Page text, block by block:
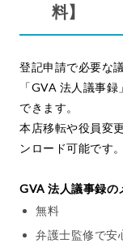
料】
登記申請で必要な
「GVA 法人議事
できます。
本店移転や役員変
ンロード可能です。
GVA 法人議事録の
無料
弁護士監修で安